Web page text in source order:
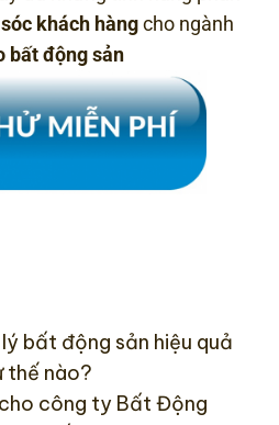
khách hàngcho ngành
bất động sản
bất động sản hiệu quả
thế nào?
công ty Bất Động